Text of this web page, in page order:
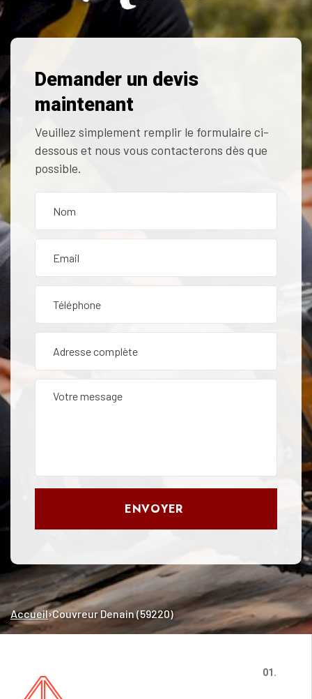
Demander un devis
maintenant
Veuillez simplement remplir le formulaire ci-
dessous et nous vous contacterons dès que
possible.
ENVOYER
Accueil›Couvreur Denain (59220)
01.